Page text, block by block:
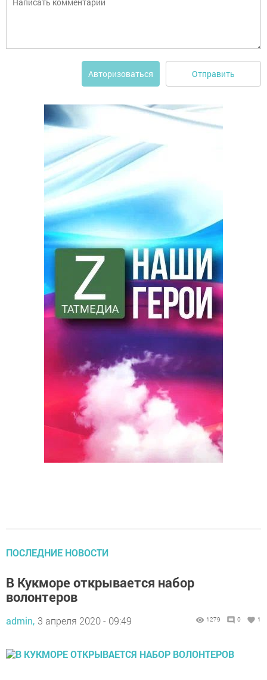
Авторизоваться Отправить
ПОСЛЕДНИЕ НОВОСТИ
В Кукморе открывается набор
волонтеров
admin, 3 апреля 2020 - 09:49 1279 0 1